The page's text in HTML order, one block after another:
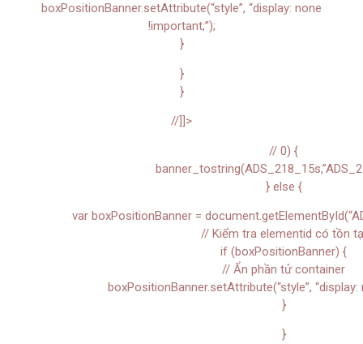
boxPositionBanner.setAttribute(“style”, “display: none
!important;”);
}
}
}
//]]>
// 0) {
} else {
var boxPositionBanner =
// Kiểm tra elementid có tồn
if (boxPositionBanner) {
// Ẩn phần tử container
boxPositionBanner.setAttribute(“style”,
}
}